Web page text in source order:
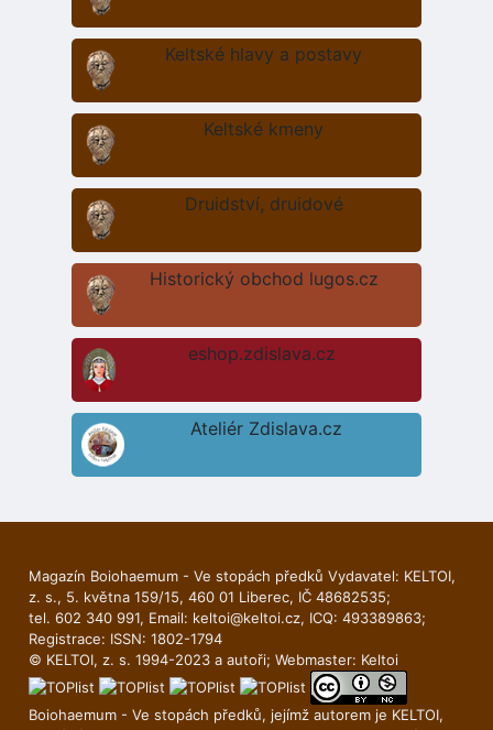
Keltské hlavy a postavy
Keltské kmeny
Druidství, druidové
Historický obchod lugos.cz
eshop.zdislava.cz
Ateliér Zdislava.cz
Magazín Boiohaemum - Ve stopách předků Vydavatel: KELTOI,
z. s., 5. května 159/15, 460 01 Liberec, IČ 48682535;
tel. 602 340 991, Email: keltoi@keltoi.cz, ICQ: 493389863;
Registrace: ISSN: 1802-1794
© KELTOI, z. s. 1994-2023 a autoři; Webmaster: Keltoi
Boiohaemum - Ve stopách předků, jejímž autorem je KELTOI,